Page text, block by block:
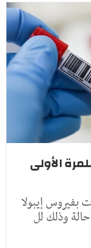
الإصابات تتجاوز 4000 للمرة الأولى
بفيروس إيبولا